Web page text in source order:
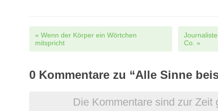
Post navigation
« Wenn der Körper ein Wörtchen
mitspricht
Co. »
0 Kommentare zu “Alle Sinne
Die Kommentare sind zur Zeit